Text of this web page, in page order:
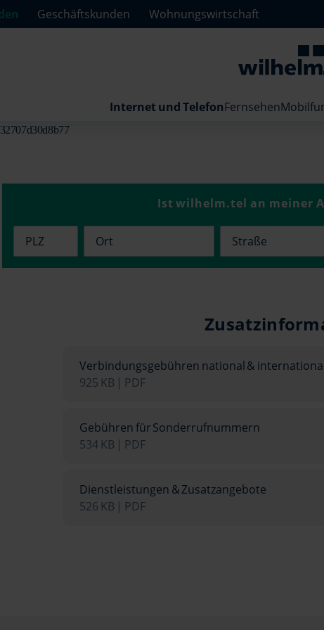
Geschäftskunden
Wohnungswirtschaft
Internet und TelefonFernsehen
Ist wilhelm.tel an meiner
Verbindungsgebühren national &
925 KB | PDF
Gebühren für Sonderrufnummern
534 KB | PDF
Dienstleistungen & Zusatzangebote
526 KB | PDF